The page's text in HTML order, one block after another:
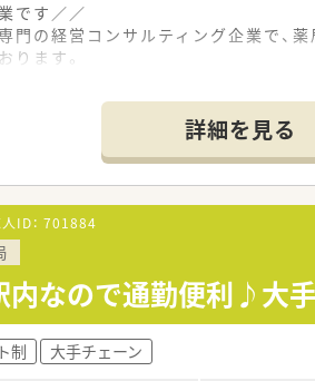
です／／
門の経営コンサルティング企業で、
ります。
薬局経営が特徴的で、健康サポート
テムを活用し、効率的かつ効果的な
修や社内学術大会などその方が目指
がん･高齢者医療など最新の知識修得
ど疾患別の専門性を高めた専門薬剤
にも薬局運営や薬局経営といったマ
人事、教育にも携われることが出来
暇制度～～
給は入社時から付与。
モリアル休暇、サポート休暇、ボラ
詳細を見る
ID： 701884
内なので通勤便利♪大
制 大手チェーン